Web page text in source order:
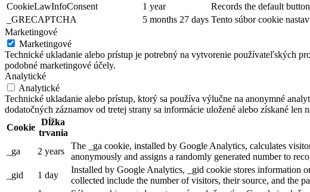
CookieLawInfoConsent
1 year
Records the default
_GRECAPTCHA
5 months 27 days Tento súbor cookie
Marketingové
Marketingové
Technické ukladanie alebo prístup je potrebný na vytvorenie používateľských
podobné marketingové účely.
Analytické
Analytické
Technické ukladanie alebo prístup, ktorý sa používa výlučne na anonymné
dodatočných záznamov od tretej strany sa informácie uložené alebo získané
Cookie
Dĺžka
trvania
_ga 2 years
The _ga cookie, installed by Google Analytics, calculates
anonymously and assigns a randomly generated number to
_gid
1 day
Installed by Google Analytics, _gid cookie stores information
collected include the number of visitors, their source, and the